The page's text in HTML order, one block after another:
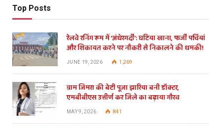
Top Posts
रेलवे रनिंग रूम में ‘अंधेरगर्दी’: घटिया खाना, फर्जी पर्चियां
और शिकायत करने पर नौकरी से निकालने की धमकी!
JUNE 19, 2026 1,269
ग्राम जिमरा की बेटी पूजा झारिया बनी डॉक्टर,
एमबीबीएस उत्तीर्ण कर जिले का बढ़ाया गौरव
MAY 9, 2026 841